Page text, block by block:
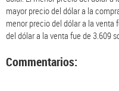
mayor precio del dólar a la
menor precio del dólar a la venta
del dólar a la venta fue de 3.609
Commentarios: